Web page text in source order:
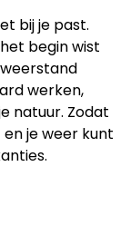
bij je past.
begin wist
werken,
natuur. Zodat
je weer kunt